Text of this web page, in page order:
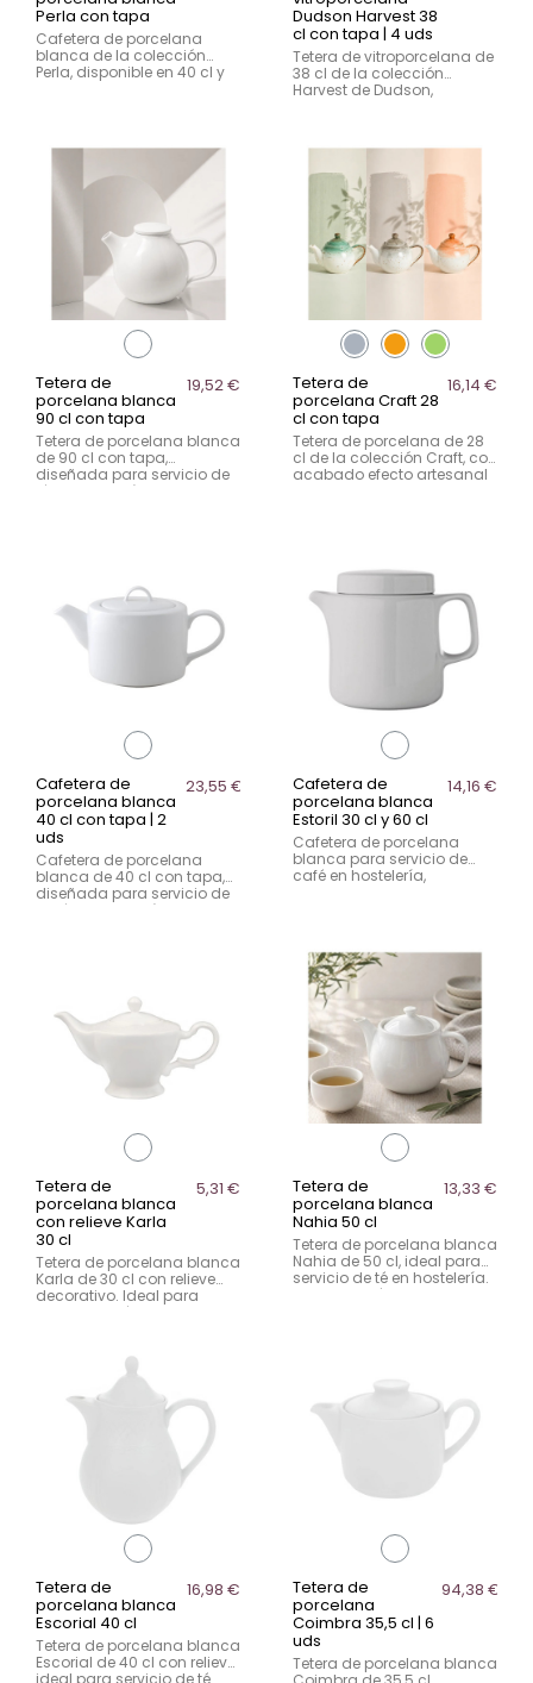
Perla con tapa
Cafetera de porcelana
blanca de la colección
Perla, disponible en 40 cl y
un formato versátil para
Dudson Harvest 38
cl con tapa | 4 uds
Tetera de vitroporcelana de
38 cl de la colección
Harvest de Dudson,
combina resistencia, estilo
y servicio profesional. Pack
de 4 unidades.
Tetera de
porcelana blanca
90 cl con tapa
19,52 €
Tetera de porcelana blanca
de 90 cl con tapa,
diseñada para servicio de
té en hostelería. Amplia
Tetera de
porcelana Craft 28
cl con tapa
16,14 €
Tetera de porcelana de 28
cl de la colección Craft, con
acabado efecto artesanal
unidad.
Cafetera de
porcelana blanca
40 cl con tapa | 2
uds
23,55 €
Cafetera de porcelana
blanca de 40 cl con tapa,
diseñada para servicio de
café en hostelería. Se
Cafetera de
porcelana blanca
Estoril 30 cl y 60 cl
14,16 €
Cafetera de porcelana
blanca para servicio de
café en hostelería,
y eficiente en mesa.
Tetera de
porcelana blanca
con relieve Karla
30 cl
5,31 €
Tetera de porcelana blanca
Karla de 30 cl con relieve
decorativo. Ideal para
servicio de té elegante en
Tetera de
porcelana blanca
Nahia 50 cl
13,33 €
Tetera de porcelana blanca
Nahia de 50 cl, ideal para
servicio de té en hostelería.
Diseño versátil para uso
Tetera de
porcelana blanca
Escorial 40 cl
16,98 €
Tetera de porcelana blanca
Escorial de 40 cl con relieve,
ideal para servicio de té
Tetera de
porcelana
Coimbra 35,5 cl | 6
uds
94,38 €
Tetera de porcelana blanca